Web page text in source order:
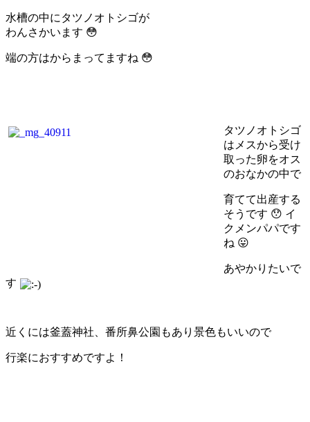
水槽の中にタツノオトシゴが
わんさかいます 😳
端の方はからまってますね 😳
タツノオトシゴ
はメスから受け
取った卵をオス
のおなかの中で
育てて出産する
そうです 😯 イ
クメンパパです
ね 😛
あやかりたいで
す
近くには釜蓋神社、番所鼻公園もあり景色もいいので
行楽におすすめですよ！